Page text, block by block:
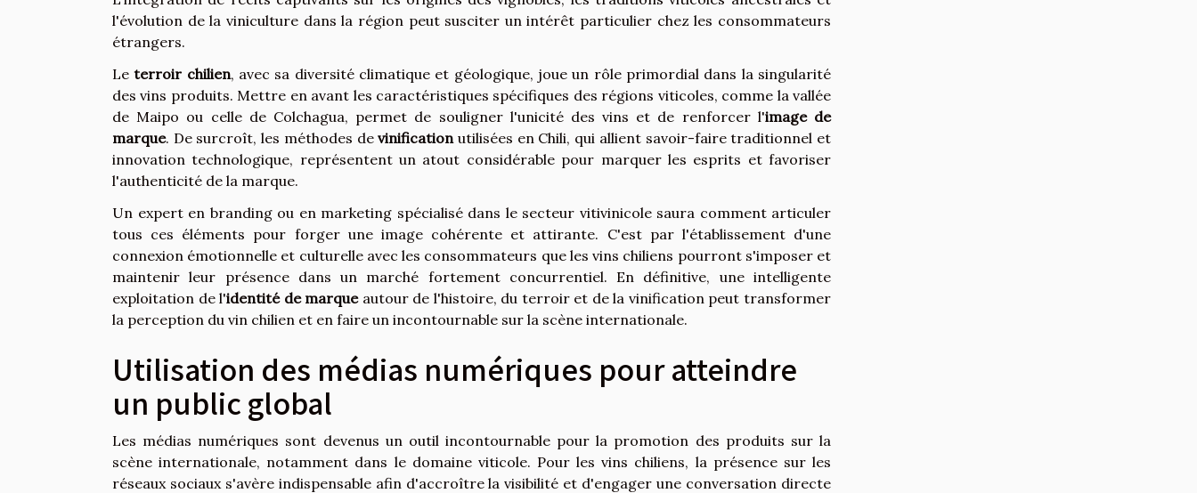
l'évolution de la viniculture dans la région peut susciter un intérêt particulier chez les consommateurs
étrangers.
Leterroir chilien, avec sa diversité climatique et géologique, joue un rôle primordial dans la singularité
des vins produits. Mettre en avant les caractéristiques spécifiques des régions viticoles, comme la vallée
de Maipo ou celle de Colchagua, permet de souligner l'unicité des vins et de renforcer l'image de
marque. De surcroît, les méthodes devinification utilisées en Chili, qui allient savoir-faire traditionnel et
innovation technologique, représentent un atout considérable pour marquer les esprits et favoriser
l'authenticité de la marque.
Un expert en branding ou en marketing spécialisé dans le secteur vitivinicole saura comment articuler
tous ces éléments pour forger une image cohérente et attirante. C'est par l'établissement d'une
connexion émotionnelle et culturelle avec les consommateurs que les vins chiliens pourront s'imposer et
maintenir leur présence dans un marché fortement concurrentiel. En définitive, une intelligente
exploitation de l'identité de marqueautour de l'histoire, du terroir et de la vinification peut transformer
la perception du vin chilien et en faire un incontournable sur la scène internationale.
Utilisation des médias numériques pour atteindre
un public global
Les médias numériques sont devenus un outil incontournable pour la promotion des produits sur la
scène internationale, notamment dans le domaine viticole. Pour les vins chiliens, la présence sur les
réseaux sociaux s'avère indispensable afin d'accroître la visibilité et d'engager une conversation directe